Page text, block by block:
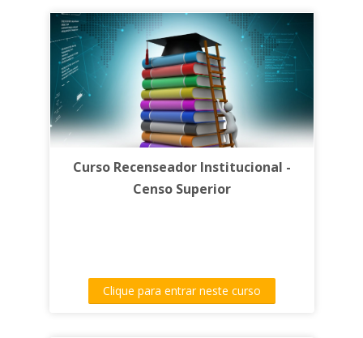
Curso Recenseador Institucional -
Censo Superior
Clique para entrar neste curso